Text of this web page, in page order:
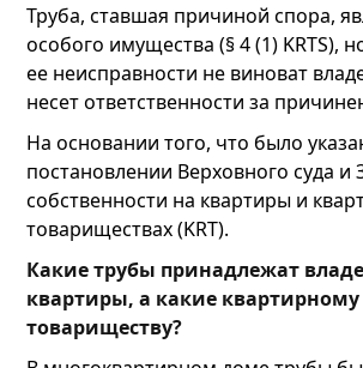
Труба, ставшая причиной спора,
особого имущества (§ 4 (1) KRTS),
ее неисправности не виноват
несет ответственности за
На основании того, что было
постановлении Верховного суда и
собственности на квартиры и
товариществах (KRT).
Какие трубы принадлежат
квартиры, а какие квартирному
товариществу?